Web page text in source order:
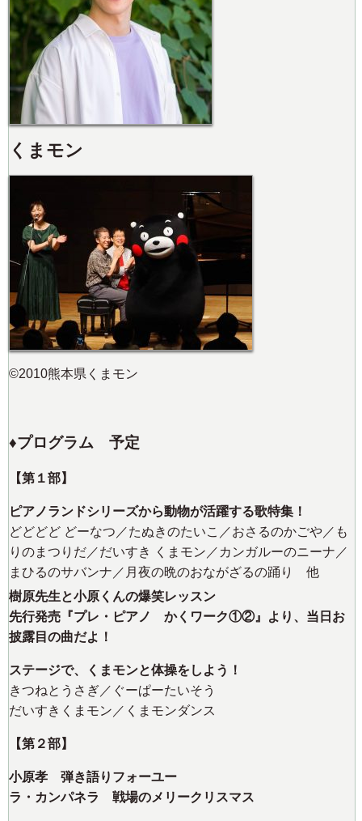
くまモン
©2010熊本県くまモン
♦️プログラム 予定
【第１部】
ピアノランドシリーズから動物が活躍する歌特集！
どどどど どーなつ／たぬきのたいこ／おさるのかごや／も
りのまつりだ／だいすき くまモン／カンガルーのニーナ／
まひるのサバンナ／月夜の晩のおながざるの踊り 他
樹原先生と小原くんの爆笑レッスン
先行発売『プレ・ピアノ かくワーク①②』より、当日お
披露目の曲だよ！
ステージで、くまモンと体操をしよう！
きつねとうさぎ／ぐーぱーたいそう
だいすきくまモン／くまモンダンス
【第２部】
小原孝 弾き語りフォーユー
ラ・カンパネラ 戦場のメリークリスマス